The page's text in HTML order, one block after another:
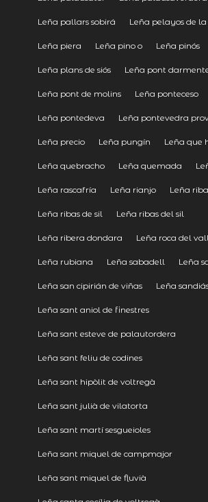
Leña pallars sobirá Leña pelayos de la
Leña piera Leña pino o Leña pinós
Leña plans de siós Leña pont
Leña pont de molins Leña ponteceso
Leña pontedeva Leña pontevedra
Leña precio Leña pungín Leña que
Leña quebracho Leña quemada
Leña rascafría Leña rianjo Leña
Leña ribas de sil Leña ribas del sil
Leña ribera dondara Leña roca del
Leña rubiana Leña sabadell Leña
Leña san cipirián de viñas Leña
Leña sant aniol de finestres
Leña sant esteve de palautordera
Leña sant feliu de codines
Leña sant hipòlit de voltregà
Leña sant julià de vilatorta
Leña sant martí sesgueioles
Leña sant miquel de campmajor
Leña sant miquel de fluvià